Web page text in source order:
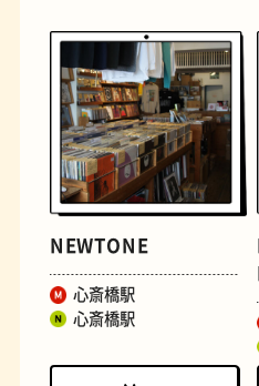
文房具
NEWTONE
心斎橋駅
心斎橋駅